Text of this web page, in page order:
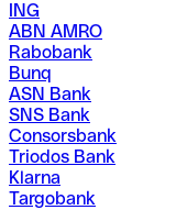
ING
ABN AMRO
Rabobank
Bunq
ASN Bank
SNS Bank
Consorsbank
Triodos Bank
Klarna
Targobank